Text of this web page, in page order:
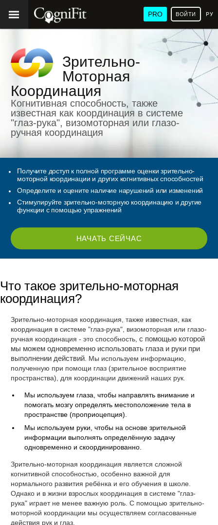
PRO ВОЙТИ
Зрительно-
Моторная
Координация
Когнитивная способность, также
известная как координация в системе
"глаз-рука", визомоторная или глазо-
ручная координация
Получите доступ к полной программе оценки зрительно-
моторной координации и других когнитивных способностей
Определите и оцените наличие нарушений или изменений
Стимулируйте зрительно-моторную координацию и другие
функции с помощью упражнений
НАЧАТЬ СЕЙЧАС
Что такое зрительно-моторная
координация?
Зрительно-моторная координация, также известная, как
координация в системе "глаз-рука", визомоторная или глазо-
ручная координация - это способность, с помощью которой
мы можем одновременно использовать глаза и руки при
выполнении действий . Мы используем информацию,
полученную при помощи глаз (зрительное восприятие
пространства), для координации движений наших рук.
Мы используем глаза, чтобы направлять внимание и
помогать мозгу определять местоположение тела в
пространстве (проприоцепция).
Мы используем руки, чтобы на основе зрительной
информации выполнять определённую задачу
одновременно и скоординированно.
Зрительно-моторная координация является сложной
когнитивной способностью, особенно важной для
нормального развития ребёнка и его обучения в школе.
Однако и в жизни взрослых координация в системе "глаз-
рука" играет не менее важную роль. С помощью зрительно-
моторной координации мы осуществляем согласованные
действия рук и глаз.